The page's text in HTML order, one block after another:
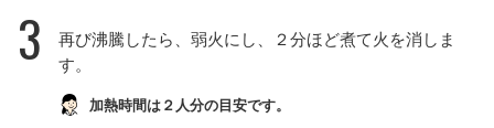
3
再び沸騰したら、弱火にし、２分ほど煮て火を消しま
す。
加熱時間は２人分の目安です。